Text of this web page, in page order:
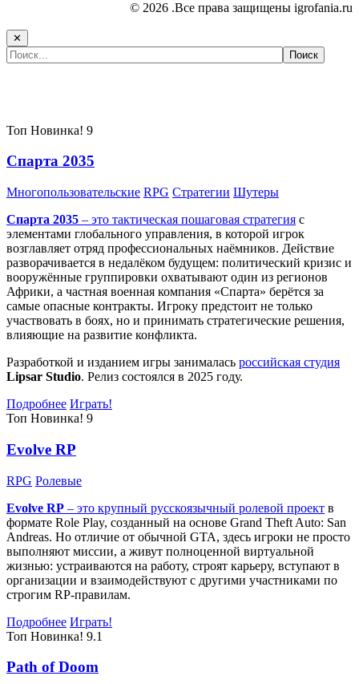
© 2026 .Все права защищены igrofania.ru
✕
Топ Новинка! 9
Спарта 2035
Многопользовательские RPG Стратегии Шутеры
Спарта 2035 – это тактическая пошаговая стратегия с
элементами глобального управления, в которой игрок
возглавляет отряд профессиональных наёмников. Действие
разворачивается в недалёком будущем: политический кризис и
вооружённые группировки охватывают один из регионов
Африки, а частная военная компания «Спарта» берётся за
самые опасные контракты. Игроку предстоит не только
участвовать в боях, но и принимать стратегические решения,
влияющие на развитие конфликта.
Разработкой и изданием игры занималась российская студия
Lipsar Studio. Релиз состоялся в 2025 году.
Подробнее Играть!
Топ Новинка! 9
Evolve RP
RPG Ролевые
Evolve RP – это крупный русскоязычный ролевой проект в
формате Role Play, созданный на основе Grand Theft Auto: San
Andreas. Но отличие от обычной GTA, здесь игроки не просто
выполняют миссии, а живут полноценной виртуальной
жизнью: устраиваются на работу, строят карьеру, вступают в
организации и взаимодействуют с другими участниками по
строгим RP-правилам.
Подробнее Играть!
Топ Новинка! 9.1
Path of Doom